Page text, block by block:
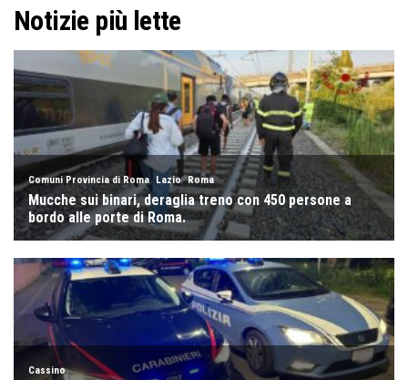
Notizie più lette